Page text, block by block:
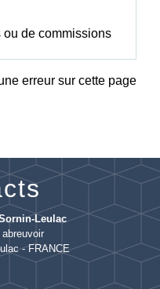
de commissions
erreur sur cette page
Leulac
- FRANCE